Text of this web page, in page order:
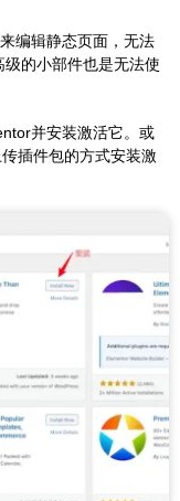
编辑静态页面，无法
的小部件也是无法使
并安装激活它。或
插件包的方式安装激